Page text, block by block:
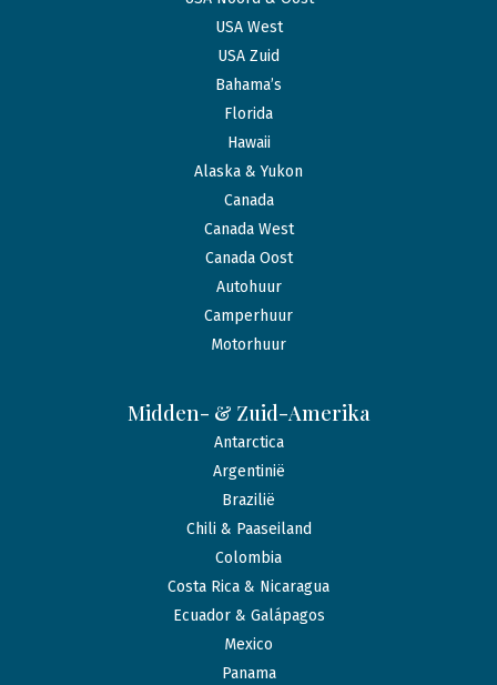
USA West
USA Zuid
Bahama’s
Florida
Hawaii
Alaska & Yukon
Canada
Canada West
Canada Oost
Autohuur
Camperhuur
Motorhuur
Midden- & Zuid-Amerika
Antarctica
Argentinië
Brazilië
Chili & Paaseiland
Colombia
Costa Rica & Nicaragua
Ecuador & Galápagos
Mexico
Panama